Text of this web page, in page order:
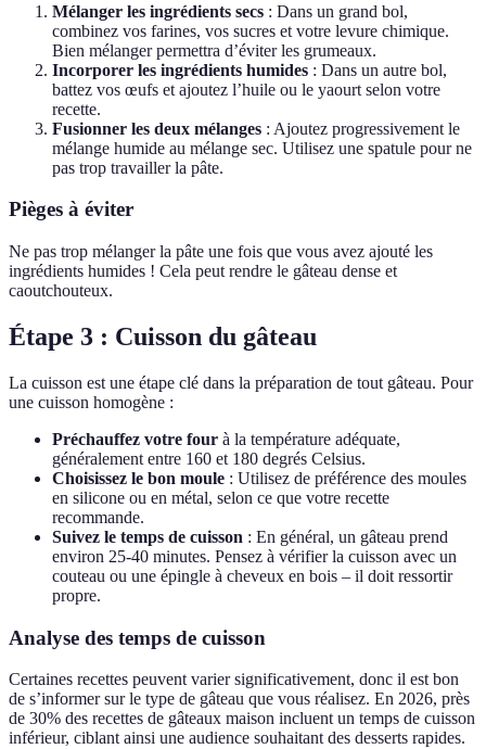
Mélanger les ingrédients secs : Dans un grand bol,
combinez vos farines, vos sucres et votre levure chimique.
Bien mélanger permettra d’éviter les grumeaux.
Incorporer les ingrédients humides : Dans un autre bol,
battez vos œufs et ajoutez l’huile ou le yaourt selon votre
recette.
Fusionner les deux mélanges : Ajoutez progressivement le
mélange humide au mélange sec. Utilisez une spatule pour ne
pas trop travailler la pâte.
Pièges à éviter
Ne pas trop mélanger la pâte une fois que vous avez ajouté les
ingrédients humides ! Cela peut rendre le gâteau dense et
caoutchouteux.
Étape 3 : Cuisson du gâteau
La cuisson est une étape clé dans la préparation de tout gâteau. Pour
une cuisson homogène :
Préchauffez votre four à la température adéquate,
généralement entre 160 et 180 degrés Celsius.
Choisissez le bon moule : Utilisez de préférence des moules
en silicone ou en métal, selon ce que votre recette
recommande.
Suivez le temps de cuisson : En général, un gâteau prend
environ 25-40 minutes. Pensez à vérifier la cuisson avec un
couteau ou une épingle à cheveux en bois – il doit ressortir
propre.
Analyse des temps de cuisson
Certaines recettes peuvent varier significativement, donc il est bon
de s’informer sur le type de gâteau que vous réalisez. En 2026, près
de 30% des recettes de gâteaux maison incluent un temps de cuisson
inférieur, ciblant ainsi une audience souhaitant des desserts rapides.